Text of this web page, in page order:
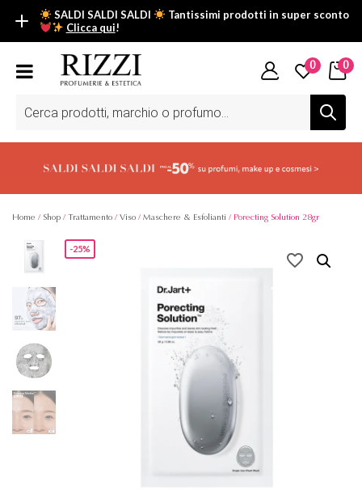
SALDI SALDI SALDI
Tantissimi prodotti in super sconto
Clicca qui!
SALDI SALDI SALDI
Fino al -50% su tantissimi prodotti beauty nella sezione saldi: il
Scopri tutti i prodotti in super saldo!Clicca qui
prodotti
0 0
Home / Shop / Trattamento / Viso / Maschere & Esfolianti / Porecting Solution 28gr
-25%